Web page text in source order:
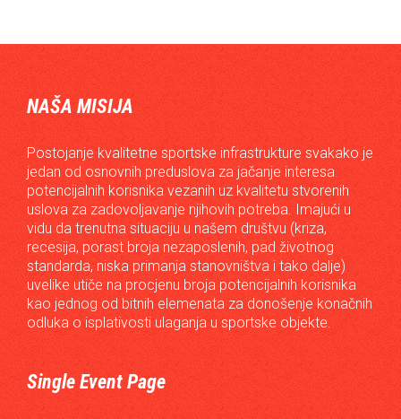
NAŠA MISIJA
Postojanje kvalitetne sportske infrastrukture svakako je
jedan od osnovnih preduslova za jačanje interesa
potencijalnih korisnika vezanih uz kvalitetu stvorenih
uslova za zadovoljavanje njihovih potreba. Imajući u
vidu da trenutna situaciju u našem društvu (kriza,
recesija, porast broja nezaposlenih, pad životnog
standarda, niska primanja stanovništva i tako dalje)
uvelike utiče na procjenu broja potencijalnih korisnika
kao jednog od bitnih elemenata za donošenje konačnih
odluka o isplativosti ulaganja u sportske objekte.
Single Event Page